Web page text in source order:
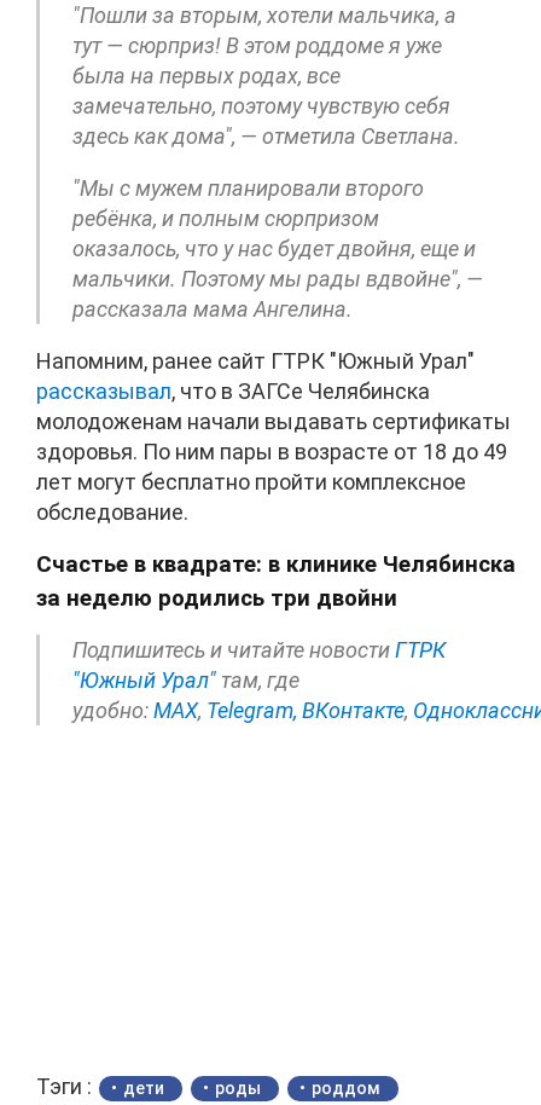
"Пошли за вторым, хотели мальчика, а
тут — сюрприз! В этом роддоме я уже
была на первых родах, все
замечательно, поэтому чувствую себя
здесь как дома", — отметила Светлана.
"Мы с мужем планировали второго
ребёнка, и полным сюрпризом
оказалось, что у нас будет двойня, еще и
мальчики. Поэтому мы рады вдвойне", —
рассказала мама Ангелина.
Напомним, ранее сайт ГТРК "Южный Урал"
рассказывал, что в ЗАГСе Челябинска
молодоженам начали выдавать сертификаты
здоровья. По ним пары в возрасте от 18 до 49
лет могут бесплатно пройти комплексное
обследование.
Счастье в квадрате: в клинике Челябинска
за неделю родились три двойни
Подпишитесь и читайте новостиГТРК
"Южный Урал" там, где
удобно:МАХ, Telegram, ВКонтакте,
Тэги : дети роды
роддом